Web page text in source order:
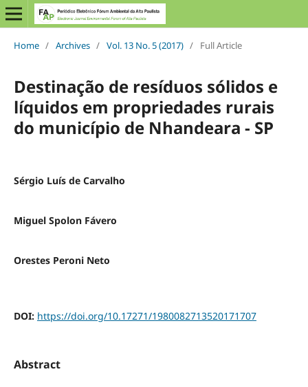
Home / Archives / Vol. 13 No. 5 (2017) / Full Article
Destinação de resíduos sólidos e
líquidos em propriedades rurais
do município de Nhandeara - SP
Sérgio Luís de Carvalho
Miguel Spolon Fávero
Orestes Peroni Neto
DOI: https://doi.org/10.17271/1980082713520171707
Abstract